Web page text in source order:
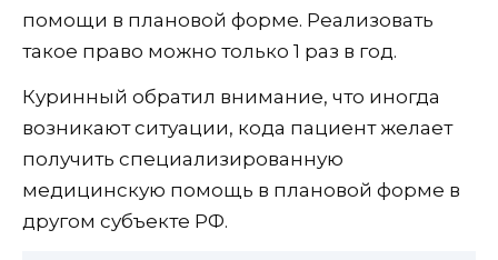
помощи в плановой форме. Реализовать
такое право можно только 1 раз в год.
Куринный обратил внимание, что иногда
возникают ситуации, кода пациент желает
получить специализированную
медицинскую помощь в плановой форме в
другом субъекте РФ.